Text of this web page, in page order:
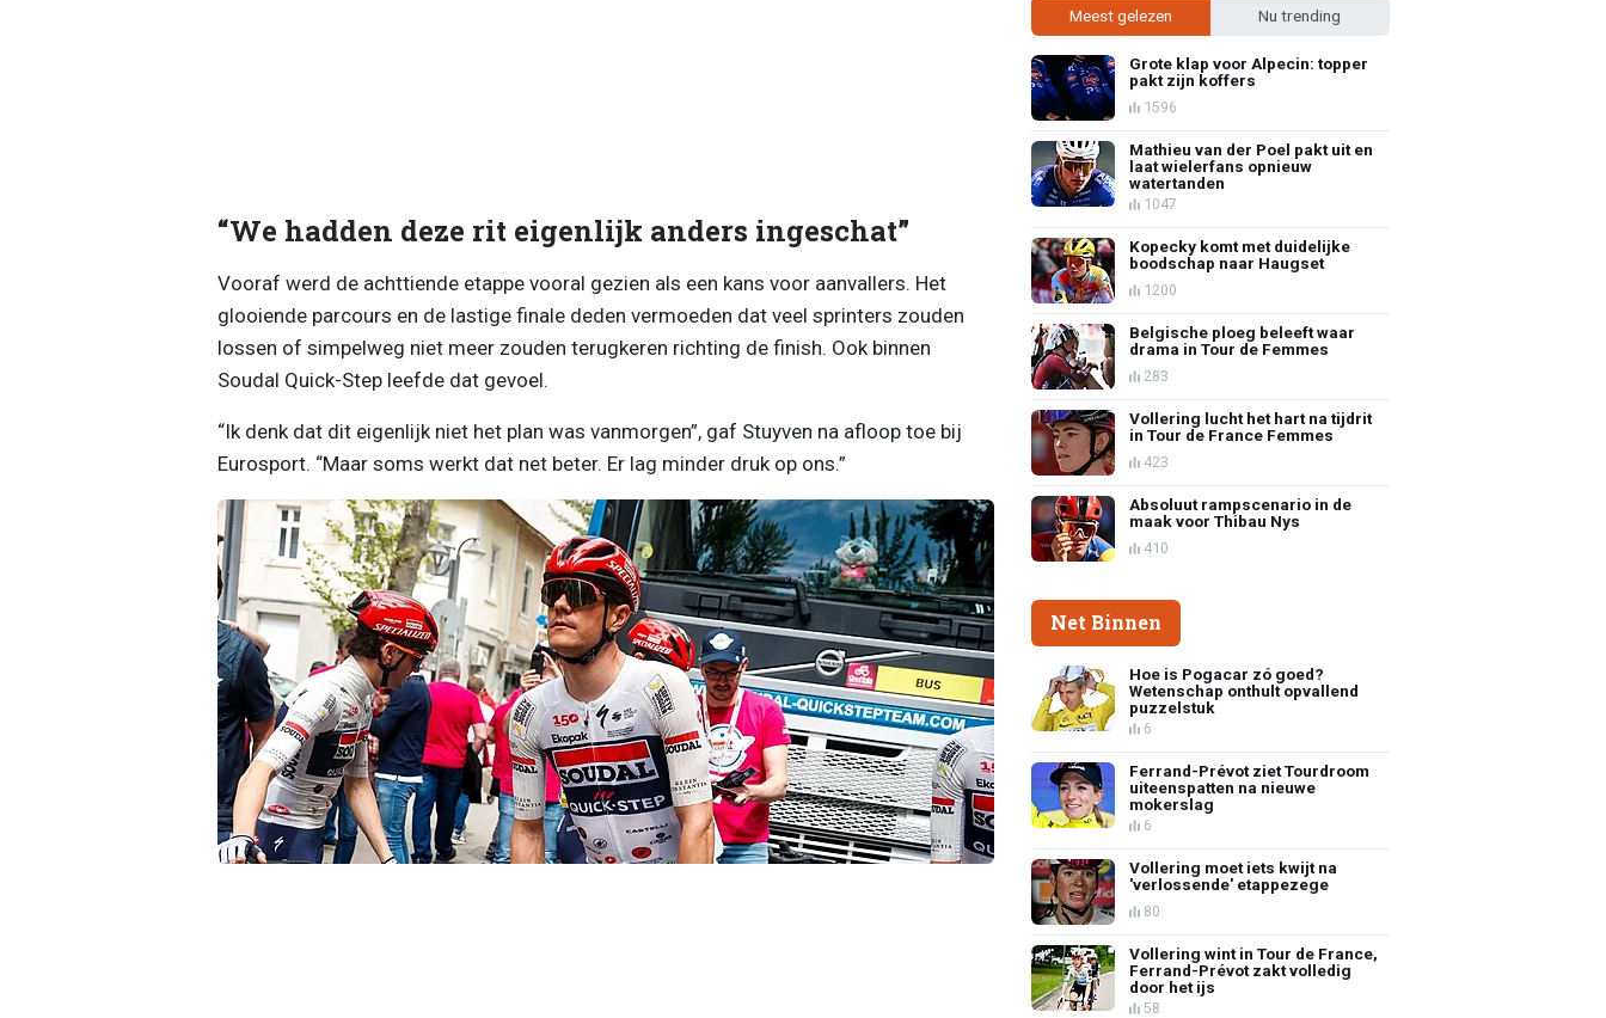
“We hadden deze rit eigenlijk anders ingeschat”
Vooraf werd de achttiende etappe vooral gezien als een kans voor aanvallers. Het
glooiende parcours en de lastige finale deden vermoeden dat veel sprinters zouden
lossen of simpelweg niet meer zouden terugkeren richting de finish. Ook binnen
Soudal Quick-Step leefde dat gevoel.
“Ik denk dat dit eigenlijk niet het plan was vanmorgen”, gaf Stuyven na afloop toe bij
Eurosport. “Maar soms werkt dat net beter. Er lag minder druk op ons.”
Meest gelezen Nu trending
Grote klap voor Alpecin: topper
pakt zijn koffers
1596
Mathieu van der Poel pakt uit en
laat wielerfans opnieuw
watertanden
1047
Kopecky komt met duidelijke
boodschap naar Haugset
1200
Belgische ploeg beleeft waar
drama in Tour de Femmes
283
Vollering lucht het hart na tijdrit
in Tour de France Femmes
423
Absoluut rampscenario in de
maak voor Thibau Nys
410
Net Binnen
Hoe is Pogacar zó goed?
Wetenschap onthult opvallend
puzzelstuk
6
Ferrand-Prévot ziet Tourdroom
uiteenspatten na nieuwe
mokerslag
6
Vollering moet iets kwijt na
'verlossende' etappezege
80
Vollering wint in Tour de France,
Ferrand-Prévot zakt volledig
door het ijs
58